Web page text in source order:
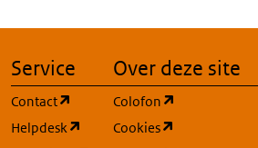
Service
Contact
(opent in een nieuw tabblad)
Helpdesk
(opent in een nieuw tabblad)
Over deze site
Colofon
Cookies